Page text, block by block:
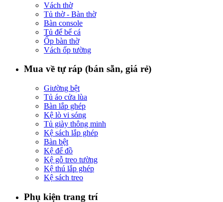
Vách thờ
Tủ thờ - Bàn thờ
Bàn console
Tủ để bể cá
Ốp bàn thờ
Vách ốp tường
Mua về tự ráp (bán sẵn, giá rẻ)
Giường bệt
Tủ áo cửa lùa
Bàn lắp ghép
Kệ lò vi sóng
Tủ giày thông minh
Kệ sách lắp ghép
Bàn bệt
Kệ để đồ
Kệ gỗ treo tường
Kệ thú lắp ghép
Kệ sách treo
Phụ kiện trang trí